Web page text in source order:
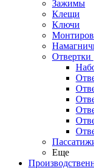
Зажимы
Клещи
Ключи
Отвертки
Еще